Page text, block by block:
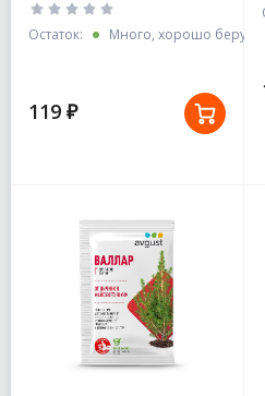
Остаток: Много, хорошо берут
119 ₽